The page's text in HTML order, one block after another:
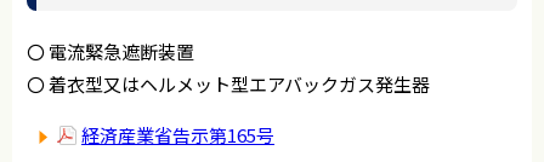
〇 電流緊急遮断装置
〇 着衣型又はヘルメット型エアバックガス発生器
経済産業省告示第165号